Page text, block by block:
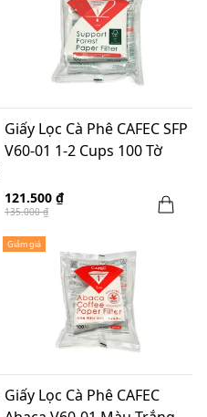
Giấy Lọc Cà Phê CAFEC SFP
V60-01 1-2 Cups 100 Tờ
121.500 ₫
135.000 ₫
Giảm giá
Giấy Lọc Cà Phê CAFEC